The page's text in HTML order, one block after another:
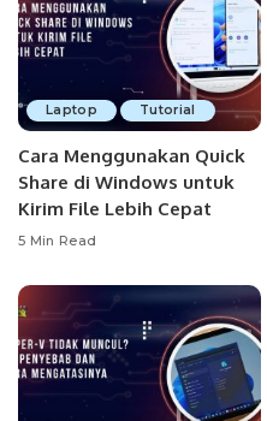
Laptop Tutorial
Cara Menggunakan Quick
Share di Windows untuk
Kirim File Lebih Cepat
5 Min Read